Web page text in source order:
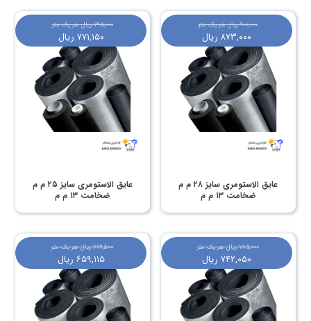
عایق الاستومری سایز ۲۸ م م
ضخامت ۱۳ م م
۹۰۰,۰۰۰ ریالهر یک متر
۸۷۳,۰۰۰ ریال
عایق الاستومری سایز ۲۵ م م
ضخامت ۱۳ م م
۷۹۵,۰۰۰ ریالهر یک متر
۷۷۱,۱۵۰ ریال
۷۶۵,۰۰۰ ریالهر یک متر
۷۴۲,۰۵۰ ریال
۶۷۹,۵۰۰ ریالهر یک متر
۶۵۹,۱۱۵ ریال